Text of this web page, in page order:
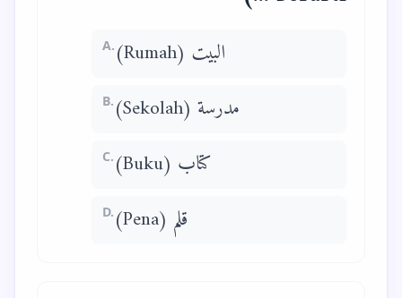
A. البيت (Rumah)
B. مدرسة (Sekolah)
C. كتاب (Buku)
D. قلم (Pena)